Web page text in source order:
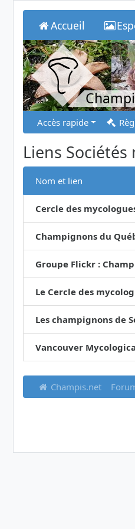
Accueil
Accès rapide
Liens
Nom et lien
Cercle des
Champignons du
Groupe Flickr :
Le Cercle des
Les champignons de
Vancouver
Champis.net